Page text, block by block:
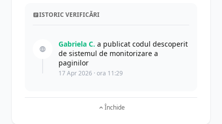
ISTORIC VERIFICĂRI
Gabriela C. a publicat codul descoperit
de sistemul de monitorizare a
paginilor
17 Apr 2026 · ora 11:29
Închide